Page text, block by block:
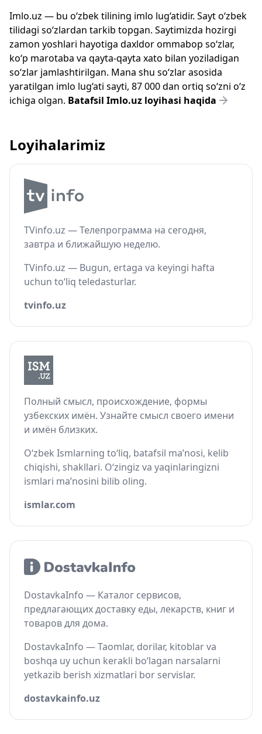
Imlo.uz — bu o‘zbek tilining imlo lug‘atidir. Sayt o‘zbek
tilidagi so‘zlardan tarkib topgan. Saytimizda hozirgi
zamon yoshlari hayotiga daxldor ommabop so‘zlar,
ko‘p marotaba va qayta-qayta xato bilan yoziladigan
so‘zlar jamlashtirilgan. Mana shu so‘zlar asosida
yaratilgan imlo lug‘ati sayti, 87 000 dan ortiq so‘zni o‘z
ichiga olgan. Batafsil Imlo.uz loyihasi haqida
Loyihalarimiz
TVinfo.uz — Телепрограмма на сегодня,
завтра и ближайшую неделю.
TVinfo.uz — Bugun, ertaga va keyingi hafta
uchun to‘liq teledasturlar.
tvinfo.uz
Полный смысл, происхождение, формы
узбекских имён. Узнайте смысл своего имени
и имён близких.
O‘zbek Ismlarning to‘liq, batafsil ma’nosi, kelib
chiqishi, shakllari. O‘zingiz va yaqinlaringizni
ismlari ma’nosini bilib oling.
ismlar.com
DostavkaInfo — Каталог сервисов,
предлагающих доставку еды, лекарств, книг и
товаров для дома.
DostavkaInfo — Taomlar, dorilar, kitoblar va
boshqa uy uchun kerakli bo‘lagan narsalarni
yetkazib berish xizmatlari bor servislar.
dostavkainfo.uz